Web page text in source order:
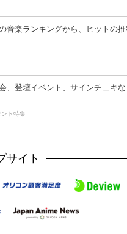
音楽ランキングから、ヒットの
、登壇イベント、サインチェキ
ント特集
サイト